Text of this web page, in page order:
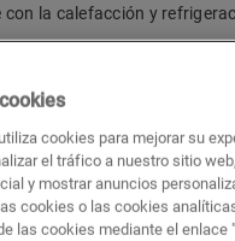
con la calefacción y
de por vida
( IVA incluido)
un tienda cerca
cookies para mejorar su
el tráfico a nuestro sitio
y mostrar anuncios
cookies o las cookies
las cookies mediante el enlace